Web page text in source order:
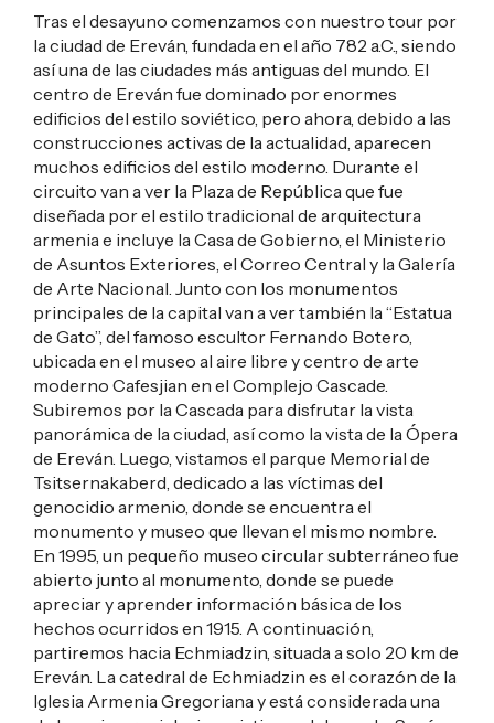
Tras el desayuno comenzamos con nuestro tour por
la ciudad de Ereván, fundada en el año 782 a.C., siendo
así una de las ciudades más antiguas del mundo. El
centro de Ereván fue dominado por enormes
edificios del estilo soviético, pero ahora, debido a las
construcciones activas de la actualidad, aparecen
muchos edificios del estilo moderno. Durante el
circuito van a ver la Plaza de República que fue
diseñada por el estilo tradicional de arquitectura
armenia e incluye la Casa de Gobierno, el Ministerio
de Asuntos Exteriores, el Correo Central y la Galería
de Arte Nacional. Junto con los monumentos
principales de la capital van a ver también la “Estatua
de Gato”, del famoso escultor Fernando Botero,
ubicada en el museo al aire libre y centro de arte
moderno Cafesjian en el Complejo Cascade.
Subiremos por la Cascada para disfrutar la vista
panorámica de la ciudad, así como la vista de la Ópera
de Ereván. Luego, vistamos el parque Memorial de
Tsitsernakaberd, dedicado a las víctimas del
genocidio armenio, donde se encuentra el
monumento y museo que llevan el mismo nombre.
En 1995, un pequeño museo circular subterráneo fue
abierto junto al monumento, donde se puede
apreciar y aprender información básica de los
hechos ocurridos en 1915. A continuación,
partiremos hacia Echmiadzin, situada a solo 20 km de
Ereván. La catedral de Echmiadzin es el corazón de la
Iglesia Armenia Gregoriana y está considerada una